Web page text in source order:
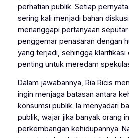
perhatian publik. Setiap
sering kali menjadi bahan
menanggapi pertanyaan seputar
penggemar penasaran dengan
yang terjadi, sehingga klarifikasi
penting untuk meredam
Dalam jawabannya, Ria Ricis
ingin menjaga batasan antara
konsumsi publik. Ia menyadari
publik, wajar jika banyak orang
perkembangan kehidupannya.